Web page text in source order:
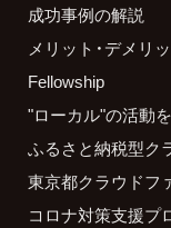
成功事例の解説
メリット・デメリ
Fellowship
"ローカル"の活動
ふるさと納税型ク
東京都クラウドフ
コロナ対策支援プ